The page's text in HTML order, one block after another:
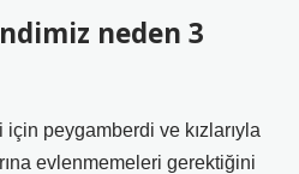
neden 3
peygamberdi ve kızlarıyla
evlenmemeleri gerektiğini